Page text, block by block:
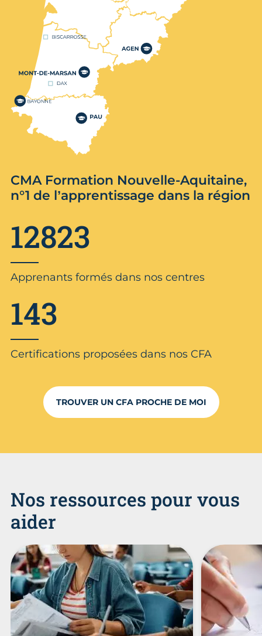
CMA Formation Nouvelle-Aquitaine,
n°1 de l’apprentissage dans la région
12823
Apprenants formés dans nos centres
143
Certifications proposées dans nos CFA
TROUVER UN CFA PROCHE DE MOI
Nos ressources pour vous
aider